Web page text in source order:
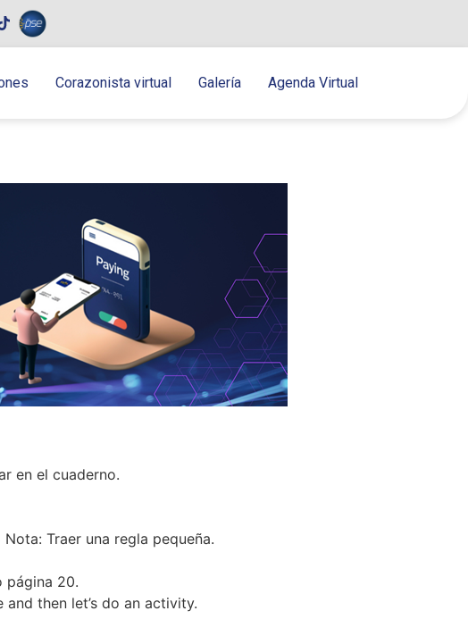
Corazonista virtual Galería Agenda Virtual
en el cuaderno.
Traer una regla pequeña.
página 20.
then let’s do an activity.